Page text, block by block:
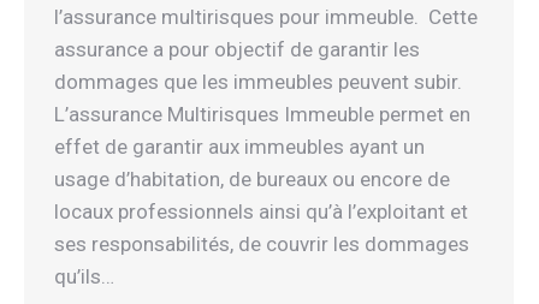
l’assurance multirisques pour immeuble. Cette
assurance a pour objectif de garantir les
dommages que les immeubles peuvent subir.
L’assurance Multirisques Immeuble permet en
effet de garantir aux immeubles ayant un
usage d’habitation, de bureaux ou encore de
locaux professionnels ainsi qu’à l’exploitant et
ses responsabilités, de couvrir les dommages
qu’ils…